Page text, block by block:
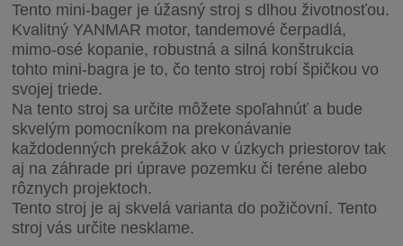
Tento mini-bager je úžasný stroj s dlhou životnosťou.
Kvalitný YANMAR motor, tandemové čerpadlá,
mimo-osé kopanie, robustná a silná konštrukcia
tohto mini-bagra je to, čo tento stroj robí špičkou vo
svojej triede.
Na tento stroj sa určite môžete spoľahnúť a bude
skvelým pomocníkom na prekonávanie
každodenných prekážok ako v úzkych priestorov tak
aj na záhrade pri úprave pozemku či teréne alebo
rôznych projektoch.
Tento stroj je aj skvelá varianta do požičovní. Tento
stroj vás určite nesklame.